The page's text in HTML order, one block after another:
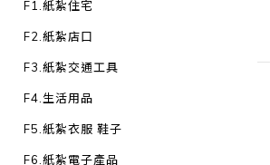
F1.紙紮住宅
F2.紙紮店口
F3.紙紮交通工具
F4.生活用品
F5.紙紮衣服 鞋子
F6.紙紮電子產品